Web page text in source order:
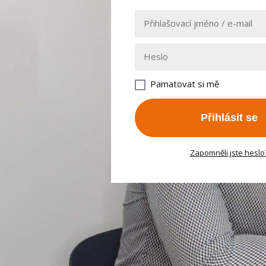
Pamatovat si mě
Přihlásit se
Zapomněli jste